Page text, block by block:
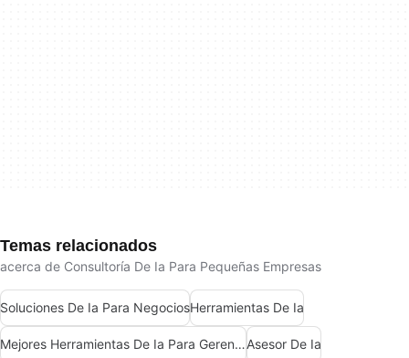
Temas relacionados
acerca de Consultoría De Ia Para Pequeñas Empresas
Soluciones De Ia Para NegociosHerramientas De Ia
Mejores Herramientas De Ia Para Gerentes De ProductoAsesor De Ia